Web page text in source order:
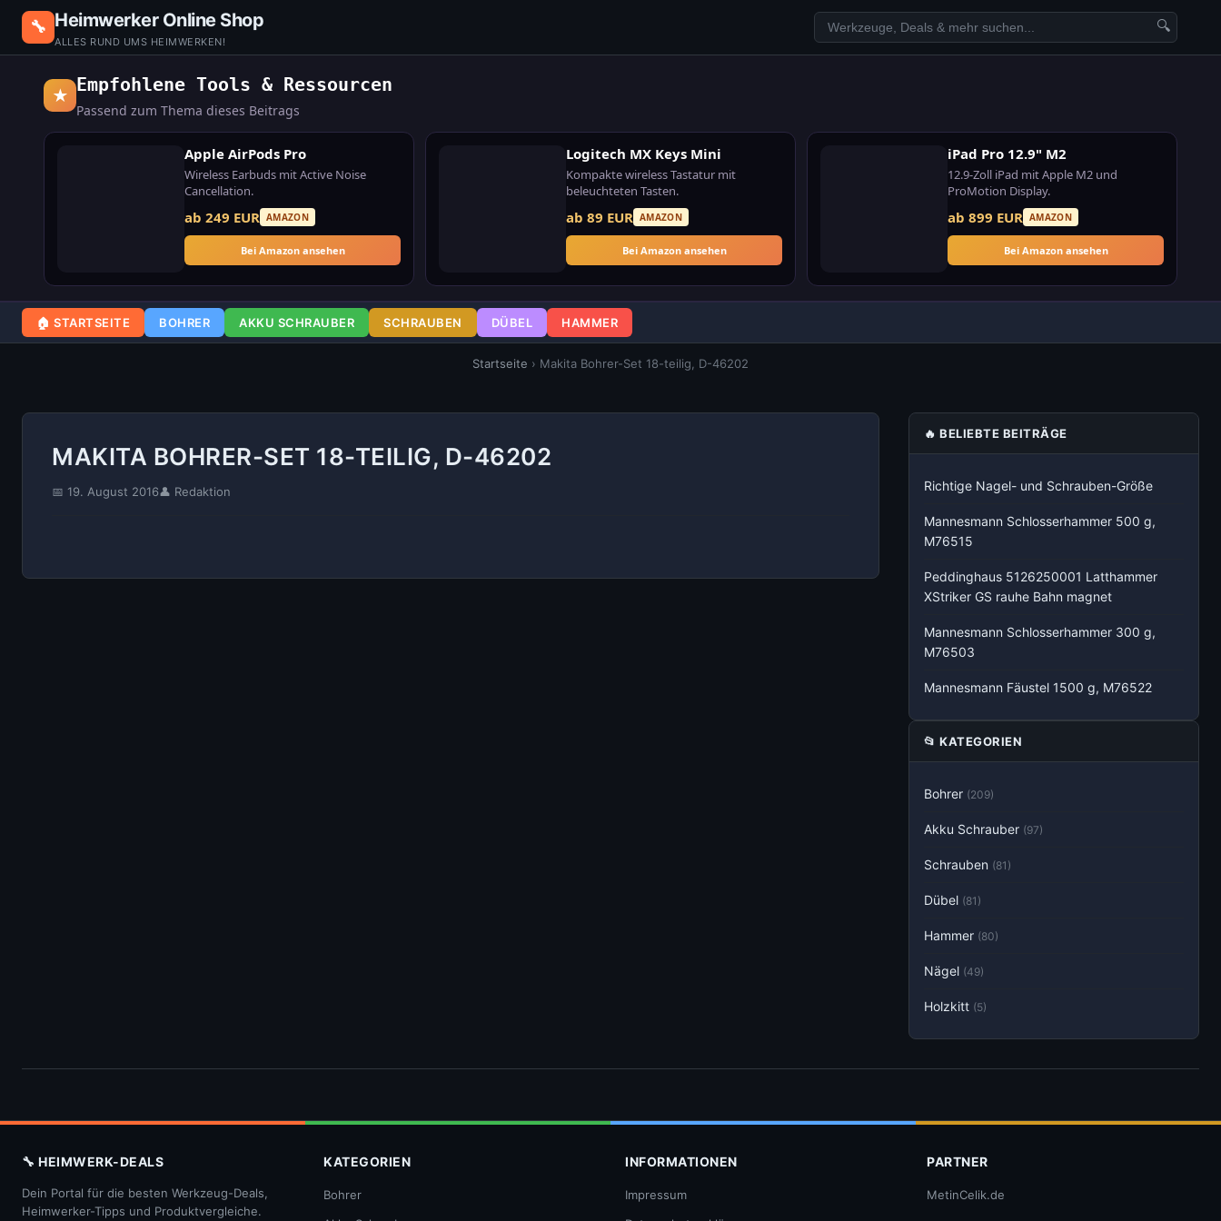
🔧 Heimwerker Online Shop
ALLES RUND UMS HEIMWERKEN!
🔍
★ Empfohlene Tools & Ressourcen
Passend zum Thema dieses Beitrags
Apple AirPods Pro
Wireless Earbuds mit Active Noise
Cancellation.
ab 249 EUR AMAZON
Bei Amazon ansehen
Logitech MX Keys Mini
Kompakte wireless Tastatur mit
beleuchteten Tasten.
ab 89 EUR AMAZON
Bei Amazon ansehen
iPad Pro 12.9" M2
12.9-Zoll iPad mit Apple M2 und
ProMotion Display.
ab 899 EUR AMAZON
Bei Amazon ansehen
🏠 STARTSEITE BOHRER AKKU SCHRAUBER SCHRAUBEN DÜBEL HAMMER
Startseite › Makita Bohrer-Set 18-teilig, D-46202
MAKITA BOHRER-SET 18-TEILIG, D-46202
📅 19. August 2016👤 Redaktion
🔥 BELIEBTE BEITRÄGE
Richtige Nagel- und Schrauben-Größe
Mannesmann Schlosserhammer 500 g,
M76515
Peddinghaus 5126250001 Latthammer
XStriker GS rauhe Bahn magnet
Mannesmann Schlosserhammer 300 g,
M76503
Mannesmann Fäustel 1500 g, M76522
📂 KATEGORIEN
Bohrer (209)
Akku Schrauber (97)
Schrauben (81)
Dübel (81)
Hammer (80)
Nägel (49)
Holzkitt (5)
🔧 HEIMWERK-DEALS
Dein Portal für die besten Werkzeug-Deals,
Heimwerker-Tipps und Produktvergleiche.
KATEGORIEN
Bohrer
INFORMATIONEN
Impressum
PARTNER
MetinCelik.de